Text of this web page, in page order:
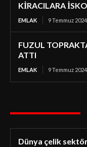
KİRACILARA
EMLAK 9 Temmuz 2024
FUZUL
ATTI
EMLAK 9 Temmuz 2024
Dünya çelik